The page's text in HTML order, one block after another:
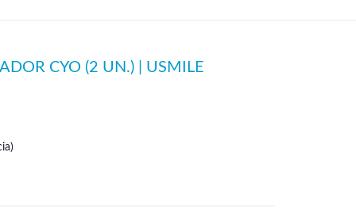
CYO (2 UN.) | USMILE